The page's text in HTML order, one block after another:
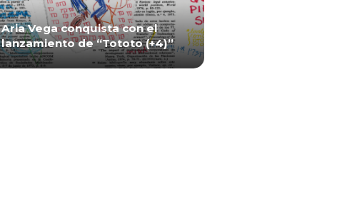
Aria Vega conquista con el
lanzamiento de “Tototo (+4)”